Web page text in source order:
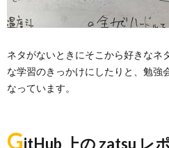
ネタがないときにそこから好きなネ
な学習のきっかけにしたりと、勉強
なっています。
GitHub 上の zatsu レ